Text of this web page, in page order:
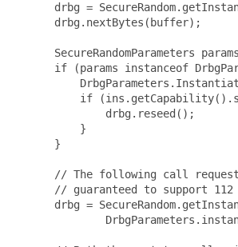
drbg =
drbg.nextBytes(buffer);
SecureRandomParameters
if (params instanceof
if
         drbg.reseed();
     }
}
// The following call
// guaranteed to support
drbg =